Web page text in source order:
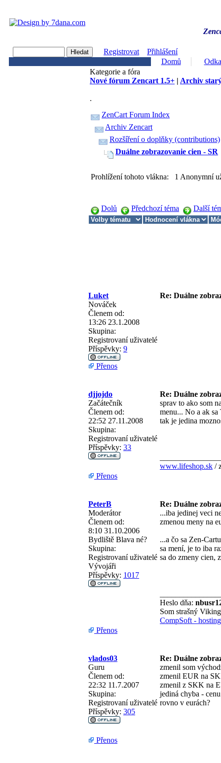
Registrovat
Přihlášení
Domů
Kategorie a fóra
Nové fórum Zencart 1.5+ | Archiv
.
ZenCart Forum Index
Archiv Zencart
Rozšíření o doplňky (contributions)
Duálne zobrazovanie cien - SR
Prohlížení tohoto vlákna: 1 Anonymní
Dolů Předchozí téma Další
Luket
Re: Duálne
Nováček
Členem od:
13:26 23.1.2008
Skupina:
Registrovaní uživatelé
Příspěvky: 9
Přenos
djjojdo
Re: Duálne
Začátečník
Členem od:
22:52 27.11.2008
Skupina:
Registrovaní uživatelé
Příspěvky: 33
sprav to ako som
menu... No a ak
tak je jedina
www.lifeshop.sk /
Přenos
PeterB
Re: Duálne
Moderátor
Členem od:
8:10 31.10.2006
Bydliště Blava né?
Skupina:
Registrovaní uživatelé
Vývojáři
Příspěvky: 1017
...iba jedinej veci
zmenou meny na
...a čo sa Zen-
sa mení, je to iba
sa do zmeny cien,
Heslo dňa:
Som strašný
CompSoft -
Přenos
vlados03
Re: Duálne
Guru
Členem od:
22:32 11.7.2007
Skupina:
Registrovaní uživatelé
Příspěvky: 305
zmenil som
zmenil EUR na
zmenil z SKK na
jediná chyba -
rovno v eurách?
Přenos